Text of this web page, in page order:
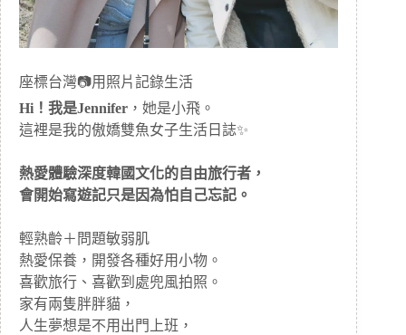
座標台灣📷用照片記錄生活
Hi！我是Jennifer ，她是小飛。
這裡是我的傲嬌雙魚女子生活日誌✨
熱愛體驗深度韓國文化的自由旅行者，
會開始寫遊記只是因為怕自己忘記。
輕熟齡＋問題敏弱肌
熱愛保養，開發各種好用小物。
喜歡旅行、喜歡到處兜風拍照。
家有兩隻胖胖貓，
人生夢想是不用出門上班，